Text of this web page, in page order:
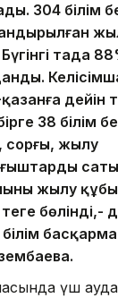
304 білім
таңда
қазанға
38 білім
сорғы, жылу
жылу
бөлінді,-
үш